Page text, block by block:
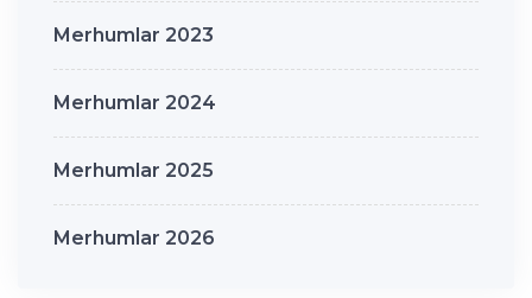
Merhumlar 2023
Merhumlar 2024
Merhumlar 2025
Merhumlar 2026